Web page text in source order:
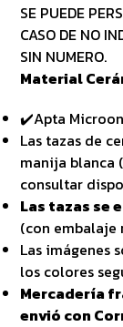
SE PUEDE
CASO DE NO
SIN NUMERO.
Material
✔️Apta
Las tazas de
manija blanca
consultar
Las tazas se
(con embalaje
Las imágenes
los colores
Mercadería
envió con